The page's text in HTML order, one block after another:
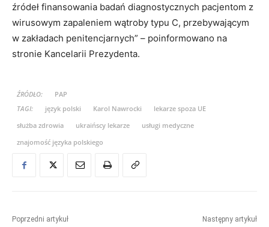
źródeł finansowania badań diagnostycznych pacjentom z
wirusowym zapaleniem wątroby typu C, przebywającym
w zakładach penitencjarnych” – poinformowano na
stronie Kancelarii Prezydenta.
ŹRÓDŁO:
PAP
TAGI:
język polski Karol Nawrocki
lekarze spoza UE
służba zdrowia
ukraińscy lekarze
usługi medyczne
znajomość języka polskiego
Poprzedni artykuł Następny artykuł